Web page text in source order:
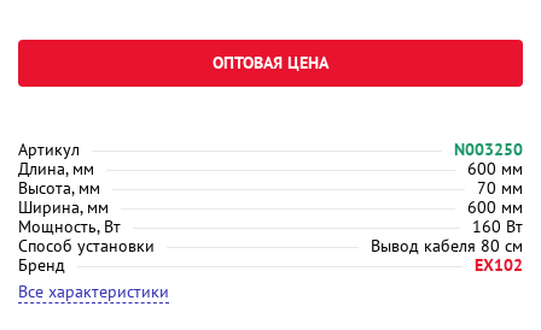
Артикул
N003250
Длина, мм
600 мм
Высота, мм
70 мм
Ширина, мм
600 мм
Мощность, Вт
160 Вт
Способ установки
Вывод кабеля 80 см
Бренд
EX102
Все характеристики
ОПТОВАЯ ЦЕНА